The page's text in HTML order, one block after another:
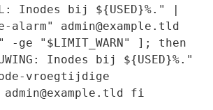
Inodes bij ${USED}%." |
alarm" admin@example.tld
ge "$LIMIT_WARN" ]; then
Inodes bij ${USED}%."
vroegtijdige
admin@example.tld